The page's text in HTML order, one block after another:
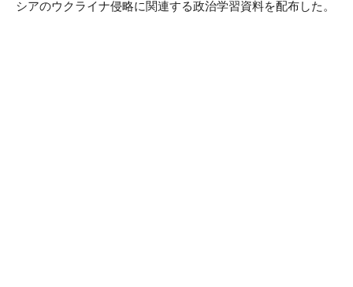
シアのウクライナ侵略に関連する政治学習資料を配布した。